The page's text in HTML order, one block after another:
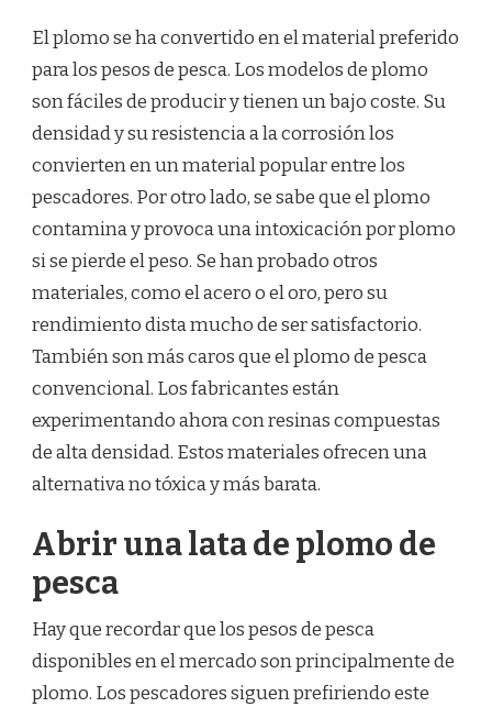
El plomo se ha convertido en el material preferido
para los pesos de pesca. Los modelos de plomo
son fáciles de producir y tienen un bajo coste. Su
densidad y su resistencia a la corrosión los
convierten en un material popular entre los
pescadores. Por otro lado, se sabe que el plomo
contamina y provoca una intoxicación por plomo
si se pierde el peso. Se han probado otros
materiales, como el acero o el oro, pero su
rendimiento dista mucho de ser satisfactorio.
También son más caros que el plomo de pesca
convencional. Los fabricantes están
experimentando ahora con resinas compuestas
de alta densidad. Estos materiales ofrecen una
alternativa no tóxica y más barata.
Abrir una lata de plomo de
pesca
Hay que recordar que los pesos de pesca
disponibles en el mercado son principalmente de
plomo. Los pescadores siguen prefiriendo este